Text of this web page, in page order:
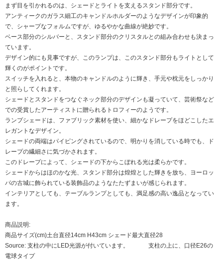
まず目を引かれるのは、シェードとライトを支えるスタンド部分です。
アンティークのガラス細工のキャンドルホルダーのようなデザインが印象的
で、シャープなフォルムですが、ゆるやかな曲線が絶妙です。
ベース部分のシルバーと、スタンド部分のクリスタルとの組み合わせも決まっ
ています。
デザイン的にも見事ですが、このランプは、このスタンド部分もライトとして
輝くのがポイントです。
スイッチを入れると、本物のキャンドルのように輝き、手元や枕元をしっかり
と照らしてくれます。
シェードとスタンドをつなぐネック部分のデザインも凝っていて、芸術祭など
での受賞したアーティストに贈られるトロフィーのようです。
ランプシェードは、ファブリック素材を使い、細かなドレープをほどこしたエ
レガントなデザイン。
シェードの両端はパイピングされているので、明かりを消している時でも、ド
レープの繊細さに気づかされます。
このドレープによって、シェードの下からこぼれる光は柔らかです。
シェードからはほのかな光、スタンド部分は煌煌とした輝きを放ち、ヨーロッ
パの古城に飾られている装飾品のようなたたずまいが感じられます。
インテリアとしても、テーブルランプとしても、満足感の高い逸品となってい
ます。
商品説明:
商品サイズ(cm)土台直径14cm H43cm シェード最大直径28
Source: 支柱の中にLED光源が付いています。 支柱の上に、口径E26の
電球タイプ